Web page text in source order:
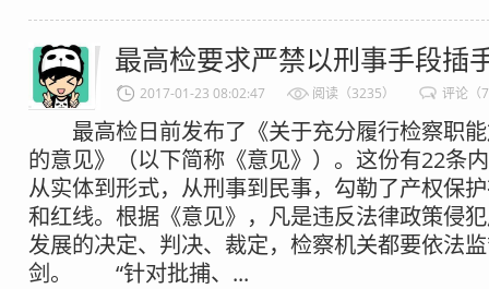
最高检要求严禁以刑事手段插
2017-01-23 08:02:47 阅读（3235） 评论（
最高检日前发布了《关于充分履行检察职能
的意见》（以下简称《意见》）。这份有22条
从实体到形式，从刑事到民事，勾勒了产权保
和红线。根据《意见》，凡是违反法律政策侵
发展的决定、判决、裁定，检察机关都要依法
剑。 “针对批捕、...